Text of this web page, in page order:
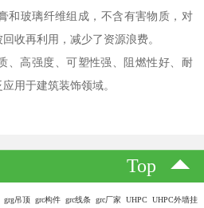
和玻璃纤维组成，不含有害物质，对
收再利用，减少了资源浪费。
、高强度、可塑性强、阻燃性好、耐
用于建筑装饰领域。
Top
grg吊顶 grc构件 grc线条 grc厂家 UHPC UHPC外墙挂